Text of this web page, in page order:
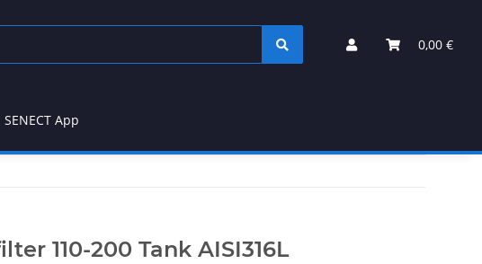
0,00 €
SENECT App
110-200 Tank AISI316L